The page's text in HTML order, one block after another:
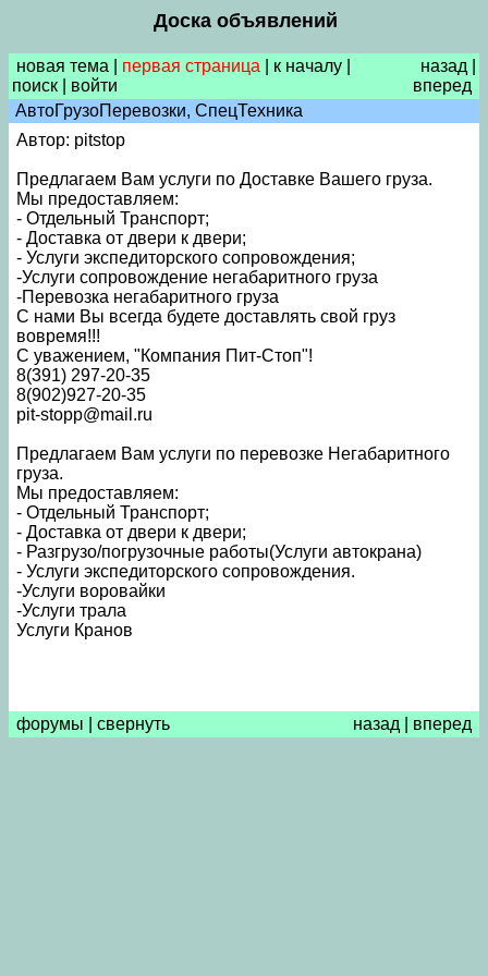
Доска объявлений
новая тема первая страница к началу
поиск
войти
назад
вперед
АвтоГрузоПеревозки, СпецТехника
Автор: pitstop
Предлагаем Вам услуги по Доставке Вашего груза.
Мы предоставляем:
- Отдельный Транспорт;
- Доставка от двери к двери;
- Услуги экспедиторского сопровождения;
-Услуги сопровождение негабаритного груза
-Перевозка негабаритного груза
С нами Вы всегда будете доставлять свой груз
вовремя!!!
С уважением, "Компания Пит-Стоп"!
8(391) 297-20-35
8(902)927-20-35
pit-stopp@mail.ru
Предлагаем Вам услуги по перевозке Негабаритного
груза.
Мы предоставляем:
- Отдельный Транспорт;
- Доставка от двери к двери;
- Разгрузо/погрузочные работы(Услуги автокрана)
- Услуги экспедиторского сопровождения.
-Услуги воровайки
-Услуги трала
Услуги Кранов
форумы свернуть назад вперед